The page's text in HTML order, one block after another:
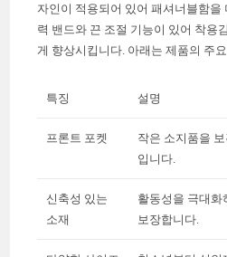
자인이 적용되어 있어 패셔너블함을
력 밴드와 끈 조절 기능이 있어 착용
게 향상시킵니다. 아래는 제품의 주
특징 설명
프론트 포켓
작은 소지품을
입니다.
신축성 있는
소재
활동성을 극대화
보장합니다.